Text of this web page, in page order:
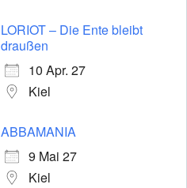
LORIOT – Die Ente bleibt
draußen
10 Apr. 27
Kiel
ABBAMANIA
9 Mai 27
Kiel